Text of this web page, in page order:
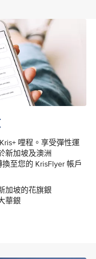
哩程。享受彈性運
新加坡及澳洲
至您的 KrisFlyer 帳戶
加坡的花旗銀
華銀